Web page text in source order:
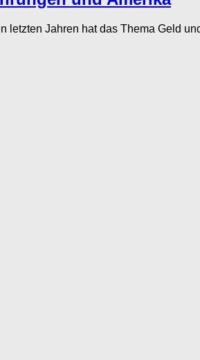
Jahren hat das Thema Geld